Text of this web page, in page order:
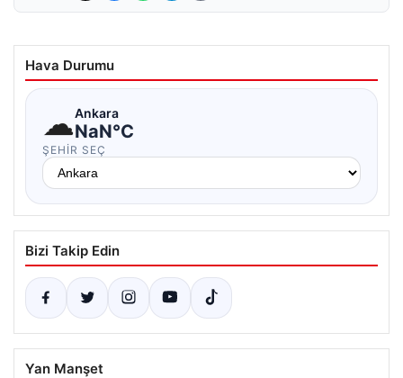
Hava Durumu
☁Ankara
NaN°C
ŞEHIR SEÇ
Bizi Takip Edin
Yan Manşet